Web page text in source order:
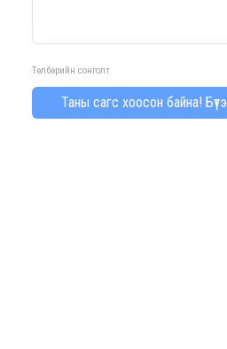
Төлбөрийн сонголт
Таны сагс хоосон байна!